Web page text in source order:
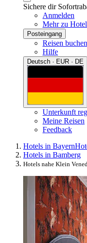
Sichere dir
Anmelden
Mehr zu
Posteingang
Reisen buchen
Hilfe
Deutsch · EUR · DE
Unterkunft
Meine Reisen
Feedback
Hotels in Bayern
Hotels in Bamberg
Hotels nahe Klein